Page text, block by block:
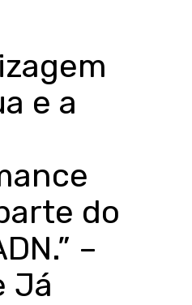
e a
do
–
Já